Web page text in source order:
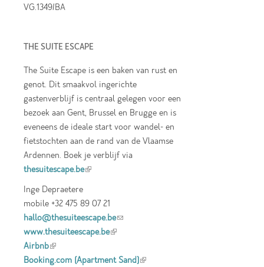
VG.1349/BA
THE SUITE ESCAPE
The Suite Escape is een baken van rust en
genot. Dit smaakvol ingerichte
gastenverblijf is centraal gelegen voor een
bezoek aan Gent, Brussel en Brugge en is
eveneens de ideale start voor wandel- en
fietstochten aan de rand van de Vlaamse
Ardennen. Boek je verblijf via
thesuitescape.be(link is external)
Inge Depraetere
mobile +32 475 89 07 21
hallo@thesuiteescape.be(link sends e-mail)
www.thesuiteescape.be(link is external)
Airbnb(link is external)
Booking.com (Apartment Sand)(link is